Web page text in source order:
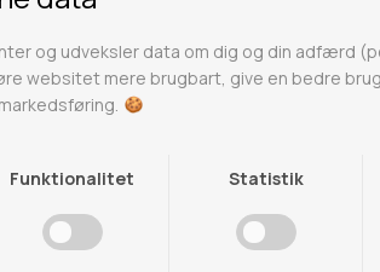
og høje kvalitet. Sofie Schnoor er en dansk
der har skabt en kollektion af tøj, sko og
der er inspireret af hendes egen
stil og æstetik. Sofie Schnoor er designet
Sortimentet er fyldt med smukke
er med til at skabe en unik og personlig
er kendt for at bruge de bedste
og teknikker, hvilket gør hendes produkter